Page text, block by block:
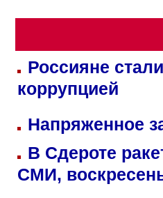
Россияне
коррупцией
Напряженное
В Сдероте
СМИ,